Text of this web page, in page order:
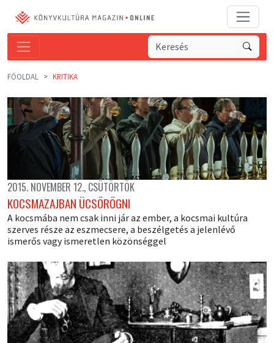
FŐOLDAL KRITIKA
2015. NOVEMBER 12., CSÜTÖRTÖK
KOCSMAZAJBAN ÜCSÖRÖGNI
A kocsmába nem csak inni jár az ember, a kocsmai kultúra
szerves része az eszmecsere, a beszélgetés a jelenlévő
ismerős vagy ismeretlen közönséggel